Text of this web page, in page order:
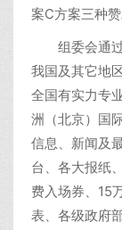
案C方案三种
组委会通过
我国及其它地
全国有实力专
洲（北京）国
信息、新闻及
台、各大报纸
费入场券、15
表、各级政府